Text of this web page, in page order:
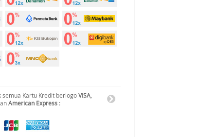
Kartu Kredit berlogoVISA
American Express :